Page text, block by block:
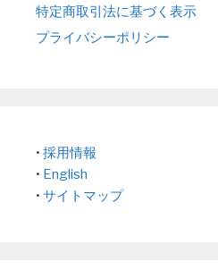
特定商取引法に基づく表示
プライバシーポリシー
• 採用情報
• English
• サイトマップ